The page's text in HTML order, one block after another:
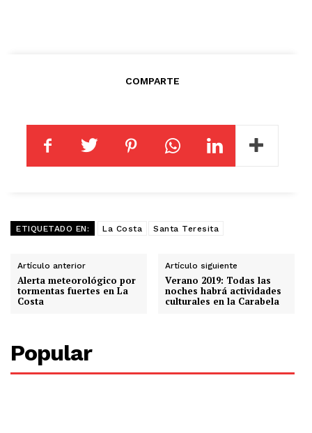
COMPARTE
ETIQUETADO EN: La Costa Santa Teresita
Artículo anterior
Alerta meteorológico por
tormentas fuertes en La
Costa
Artículo siguiente
Verano 2019: Todas las
noches habrá actividades
culturales en la Carabela
Popular